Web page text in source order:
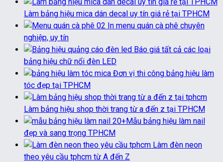
Làm bảng hiệu mica dán decal uy tín giá rẻ tại TPHCM
In menu quán cà phê chuyên
nghiệp, uy tín
Báo giá tất cả các loại
bảng hiệu chữ nổi đèn LED
Đơn vị thi công bảng hiệu làm
tóc đẹp tại TPHCM
Làm bảng hiệu shop thời trang từ a đến z tại TPHCM
20+Mẫu bảng hiệu làm nail
đẹp và sang trọng TPHCM
Làm đèn neon
theo yêu cầu tphcm từ A đến Z